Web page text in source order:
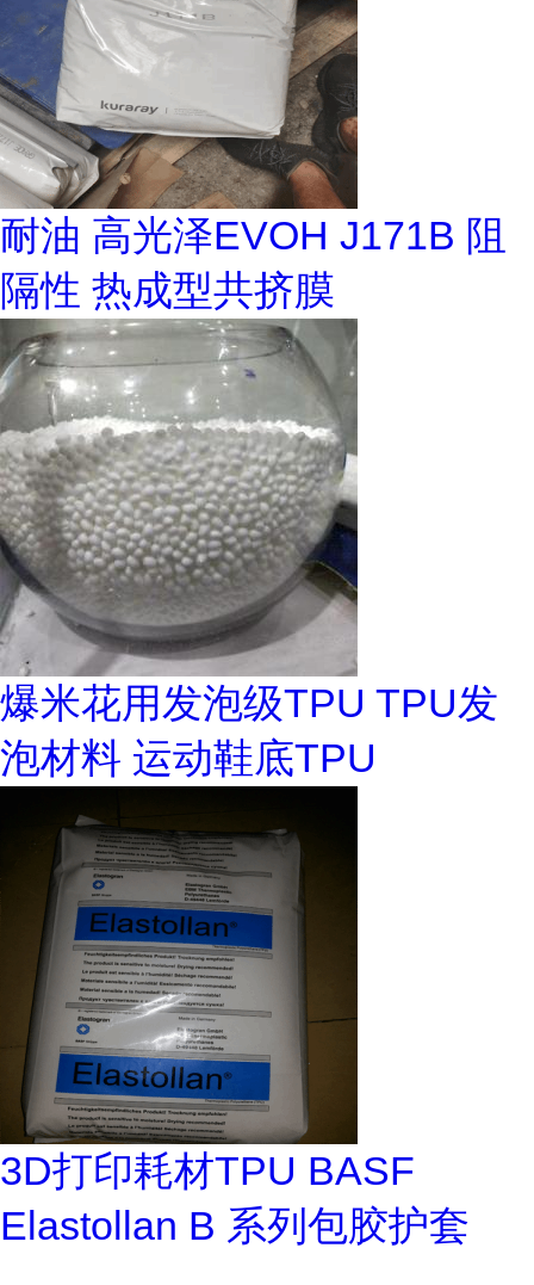
耐油 高光泽EVOH J171B 阻
隔性 热成型共挤膜
爆米花用发泡级TPU TPU发
泡材料 运动鞋底TPU
3D打印耗材TPU BASF
Elastollan B 系列包胶护套